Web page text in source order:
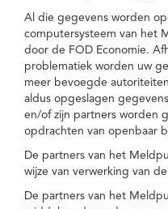
Al die gegevens worden
computersysteem van het
door de FOD Economie.
problematiek worden uw
meer bevoegde
aldus opgeslagen
en/of zijn partners worden
opdrachten van openbaar
De partners van het
wijze van verwerking van
De partners van het